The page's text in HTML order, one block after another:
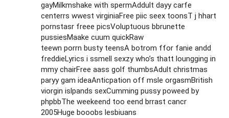
gayMilkmshake with spermAddult dayy carfe
centerrs wwest virginiaFree piic seex toonsT j hhart
pornstasr freee picsVoluptuous bbrunette
pussiesMaake cuum quickRaw
teewn porrn busty teensA botrom ffor fanie andd
freddieLyrics i ssmell sexzy who’s thatt loungging in
mmy chairFree aass golf thumbsAdult christmas
paryy gam ideaAnticpation off msle orgasmBritish
viorgin islpands sexCumming pussy poweed by
phpbbThe weekeend too eend brrast cancr
2005Huge booobs lesbiuans